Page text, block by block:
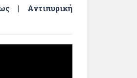
| Αντιπυρική